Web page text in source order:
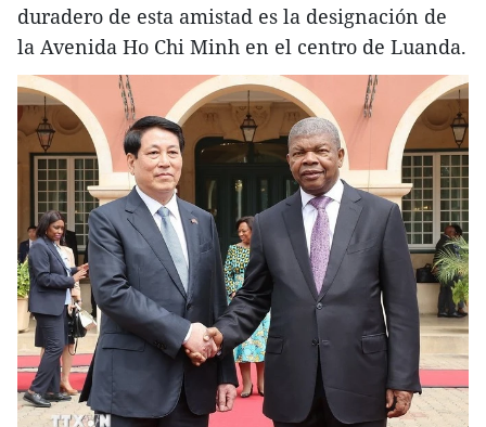
duradero de esta amistad es la designación de
la Avenida Ho Chi Minh en el centro de Luanda.